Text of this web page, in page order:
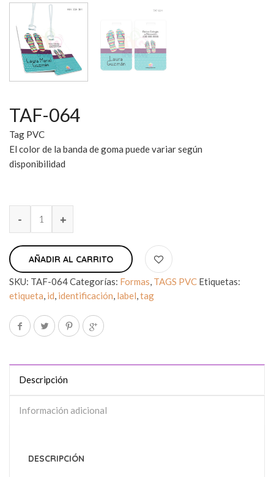
TAF-064
Tag PVC
El color de la banda de goma puede variar según
disponibilidad
AÑADIR AL CARRITO
SKU: TAF-064Categorías: Formas, TAGS PVC Etiquetas:
etiqueta, id, identificación, label,tag
Descripción
Información adicional
DESCRIPCIÓN